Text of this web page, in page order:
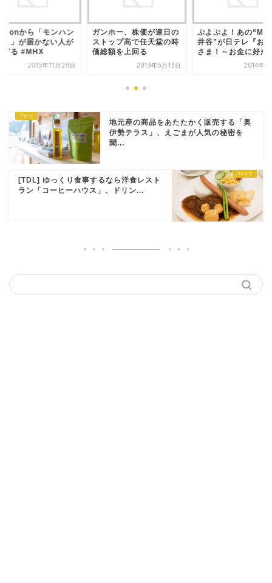
から「モンハン
ス」が届かない人が
ぎる #MHX
2015年11月28日
ガンホー、株価が連日の
ストップ高で任天堂の時
価総額を上回る
2013年5月13日
ぷよぷよ！あの
井谷”が日テレ『お
さま！～お金に好か
2014年4
地元産の商品をあたたかく販売する「奥
伊勢テラス」、えごまが人気の秘密を
聞...
[TDL] ゆっくり食事するなら洋食レスト
ラン「コーヒーハウス」、ドリン...